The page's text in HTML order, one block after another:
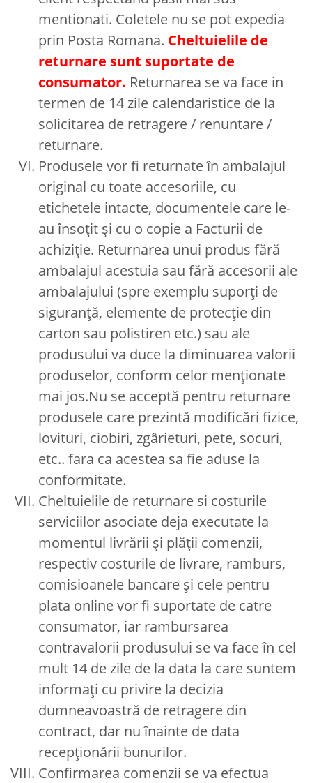
mentionati. Coletele nu se pot expedia
prin Posta Romana. Cheltuielile de
returnare sunt suportate de
consumator. Returnarea se va face in
termen de 14 zile calendaristice de la
solicitarea de retragere / renuntare /
returnare.
Produsele vor fi returnate în ambalajul
original cu toate accesoriile, cu
etichetele intacte, documentele care le-
au însoțit și cu o copie a Facturii de
achiziție. Returnarea unui produs fără
ambalajul acestuia sau fără accesorii ale
ambalajului (spre exemplu suporți de
siguranță, elemente de protecție din
carton sau polistiren etc.) sau ale
produsului va duce la diminuarea valorii
produselor, conform celor menționate
mai jos.Nu se acceptă pentru returnare
produsele care prezintă modificări fizice,
lovituri, ciobiri, zgârieturi, pete, socuri,
etc.. fara ca acestea sa fie aduse la
conformitate.
Cheltuielile de returnare si costurile
serviciilor asociate deja executate la
momentul livrării și plății comenzii,
respectiv costurile de livrare, ramburs,
comisioanele bancare și cele pentru
plata online vor fi suportate de catre
consumator, iar rambursarea
contravalorii produsului se va face în cel
mult 14 de zile de la data la care suntem
informați cu privire la decizia
dumneavoastră de retragere din
contract, dar nu înainte de data
recepționării bunurilor.
Confirmarea comenzii se va efectua